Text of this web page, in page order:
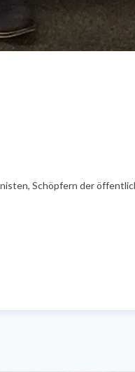
Schöpfern der